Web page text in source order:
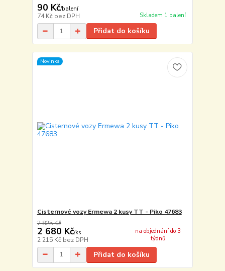
90 Kč/balení
74 Kč bez DPH Skladem 1 balení
Přidat do košíku
Novinka
Cisternové vozy Ermewa 2 kusy TT - Piko 47683
2 825 Kč
2 680 Kč/ks
2 215 Kč bez DPH
na objednání do 3
týdnů
Přidat do košíku